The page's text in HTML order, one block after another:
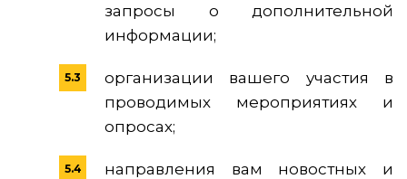
запросы о дополнительной
информации;
организации вашего участия в
проводимых мероприятиях и
опросах;
направления вам новостных и